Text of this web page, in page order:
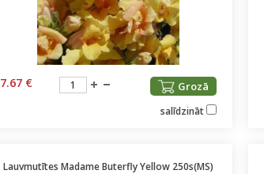
7.67 € Grozā
salīdzināt
Lauvmutītes Madame Buterfly Yellow 250s(MS)